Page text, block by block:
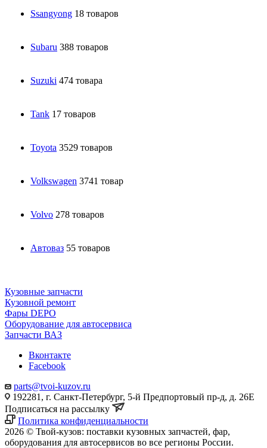
Ssangyong 18 товаров
Subaru 388 товаров
Suzuki 474 товара
Tank 17 товаров
Toyota 3529 товаров
Volkswagen 3741 товар
Volvo 278 товаров
Автоваз 55 товаров
Кузовные запчасти
Кузовной ремонт
Фары DEPO
Оборудование для автосервиса
Запчасти ВАЗ
Вконтакте
Facebook
parts@tvoi-kuzov.ru
192281, г. Санкт-Петербург, 5-й Предпортовый пр-д, д. 26Е
Подписаться на рассылку
Политика конфиденциальности
2026 © Твой-кузов: поставки кузовных запчастей, фар,
оборудования для автосервисов во все регионы России.